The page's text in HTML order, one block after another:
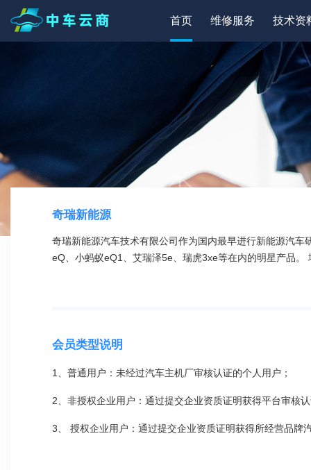
首页 维修服务 技术资
奇瑞新能源
奇瑞新能源汽车技术有限公司作为国内最早进行新能源汽
eQ、小蚂蚁eQ1、艾瑞泽5e、瑞虎3xe等在内的明星产品
会员类型说明
1、普通用户：未经过汽车主机厂审核认证的个人用户；
2、非授权企业用户：通过提交企业资质证明获得平台审核
3、 授权企业用户：通过提交企业资质证明获得所经营品牌